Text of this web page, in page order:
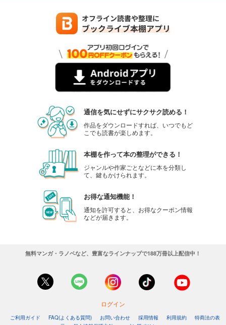
通信を気にせずにサクサク読める！
作品をダウンロードすれば、いつでもど
こでも読書が楽しめます。
本棚を作って本の整理ができる！
ジャンルや作家ごとなどに本を分類し
て、鍵もかけられます。
お得な通知機能！
通知を許可すると、お得なクーポン情報
などが届きます。
無料マンガ・ラノベなど、豊富なラインナップで188万冊以上配信中！
ログイン
ご利用ガイド FAQ(よくある質問) お問い合わせ 採用情報 利用規約
特商法の表